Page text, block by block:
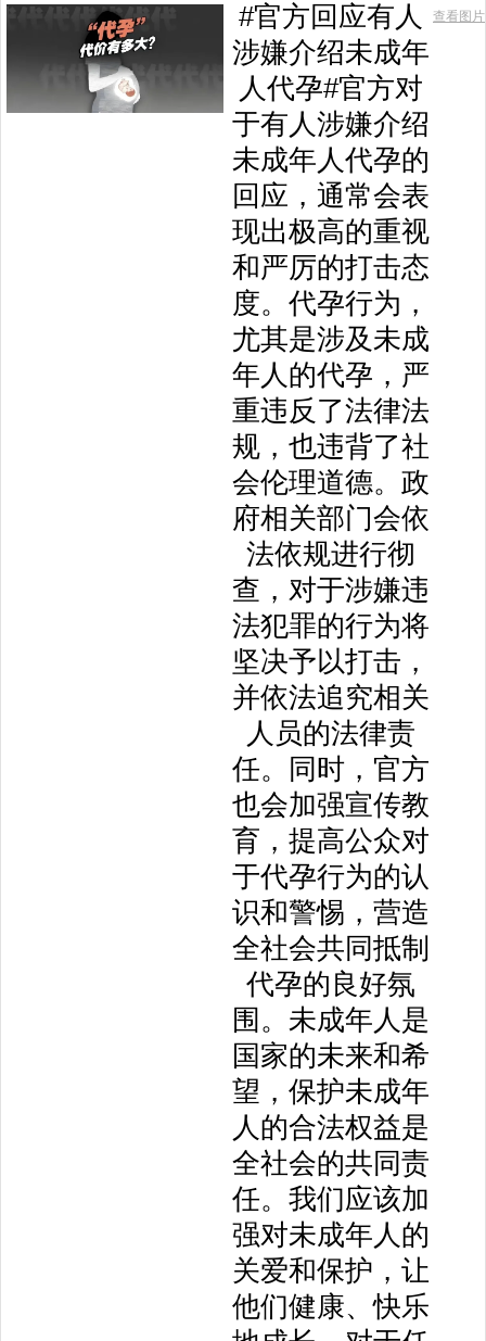
#官方回应有人
涉嫌介绍未成年
人代孕#官方对
于有人涉嫌介绍
未成年人代孕的
回应，通常会表
现出极高的重视
和严厉的打击态
度。代孕行为，
尤其是涉及未成
年人的代孕，严
重违反了法律法
规，也违背了社
会伦理道德。政
府相关部门会依
法依规进行彻
查，对于涉嫌违
法犯罪的行为将
坚决予以打击，
并依法追究相关
人员的法律责
任。同时，官方
也会加强宣传教
育，提高公众对
于代孕行为的认
识和警惕，营造
全社会共同抵制
代孕的良好氛
围。未成年人是
国家的未来和希
望，保护未成年
人的合法权益是
全社会的共同责
任。我们应该加
强对未成年人的
关爱和保护，让
他们健康、快乐
查看图片